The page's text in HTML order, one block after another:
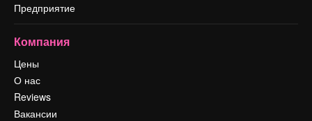
Предприятие
Компания
Цены
О нас
Reviews
Вакансии